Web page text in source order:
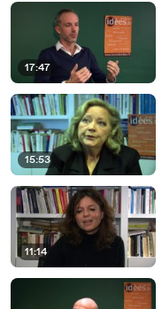
17:47
15:53
11:14